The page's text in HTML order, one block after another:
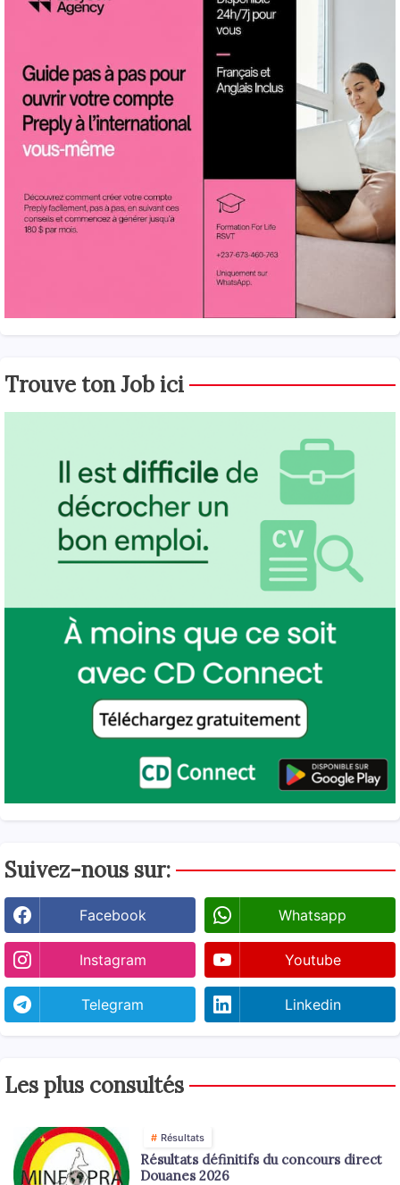
Trouve ton Job ici
Suivez-nous sur:
Facebook Whatsapp
Instagram Youtube
Telegram Linkedin
Les plus consultés
Résultats
Résultats définitifs du concours direct
Douanes 2026